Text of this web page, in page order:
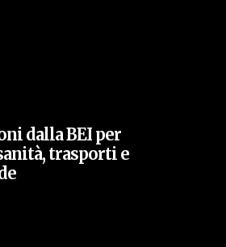
dalla BEI per
trasporti e